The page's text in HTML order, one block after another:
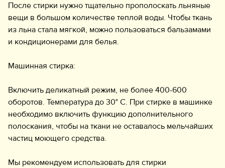
После стирки нужно тщательно прополоскать льняные
вещи в большом количестве теплой воды. Чтобы ткань
из льна стала мягкой, можно пользоваться бальзамами
и кондиционерами для белья.
Машинная стирка:
Включить деликатный режим, не более 400-600
оборотов. Температура до 30° C. При стирке в машинке
необходимо включить функцию дополнительного
полоскания, чтобы на ткани не оставалось мельчайших
частиц моющего средства.
Мы рекомендуем использовать для стирки